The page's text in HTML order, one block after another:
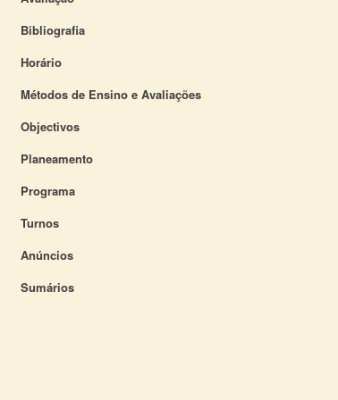
Bibliografia
Horário
Métodos de Ensino e Avaliações
Objectivos
Planeamento
Programa
Turnos
Anúncios
Sumários